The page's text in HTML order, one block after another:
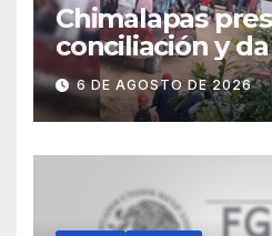
Chimalapas
conciliación y
ejidos
definir
6 DE AGOSTO DE 2026